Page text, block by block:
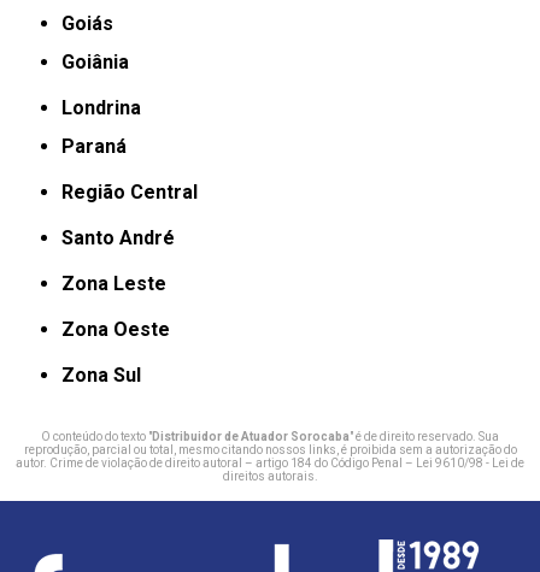
Goiás
Goiânia
Londrina
Paraná
Região Central
Santo André
Zona Leste
Zona Oeste
Zona Sul
O conteúdo do texto "Distribuidor de Atuador Sorocaba" é de direito reservado. Sua
reprodução, parcial ou total, mesmo citando nossos links, é proibida sem a autorização do
autor. Crime de violação de direito autoral – artigo 184 do Código Penal –
Lei 9610/98 - Lei de
direitos autorais